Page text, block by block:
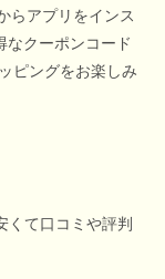
らアプリをインス
なクーポンコード
ピングをお楽しみ